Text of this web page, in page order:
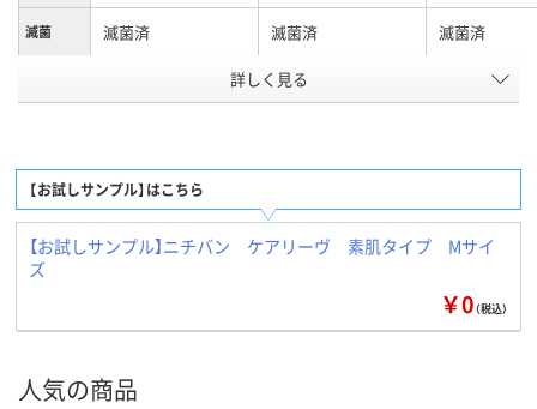
滅菌 滅菌済 滅菌済 滅菌済
Mサイズ Mサイズ
詳しく見る
【お試しサンプル】はこちら
【お試しサンプル】ニチバン ケアリーヴ 素肌タイプ Mサイ
ズ
￥0（税込）
人気の商品